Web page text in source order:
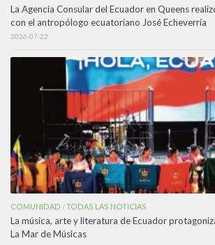
La Agencia Consular del Ecuador en Queens
con el antropólogo ecuatoriano José Echeverría
2026-07-22
COMUNIDAD /TODAS LAS NOTICIAS
La música, arte y literatura de Ecuador
La Mar de Músicas